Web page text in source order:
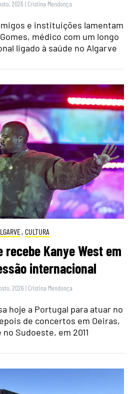
2026 | Cristina Mendonça
e instituições lamentam
médico com um longo
ligado à saúde no Algarve
, CULTURA
recebe Kanye West em
internacional
2026 | Cristina Mendonça
hoje a Portugal para atuar no
de concertos em Oeiras,
no Sudoeste, em 2011